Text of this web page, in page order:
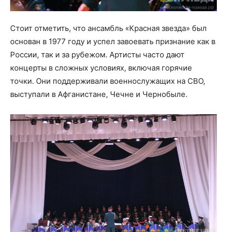
Стоит отметить, что ансамбль «Красная звезда» был
основан в 1977 году и успел завоевать признание как в
России, так и за рубежом. Артисты часто дают
концерты в сложных условиях, включая горячие
точки. Они поддерживали военнослужащих на СВО,
выступали в Афганистане, Чечне и Чернобыле.